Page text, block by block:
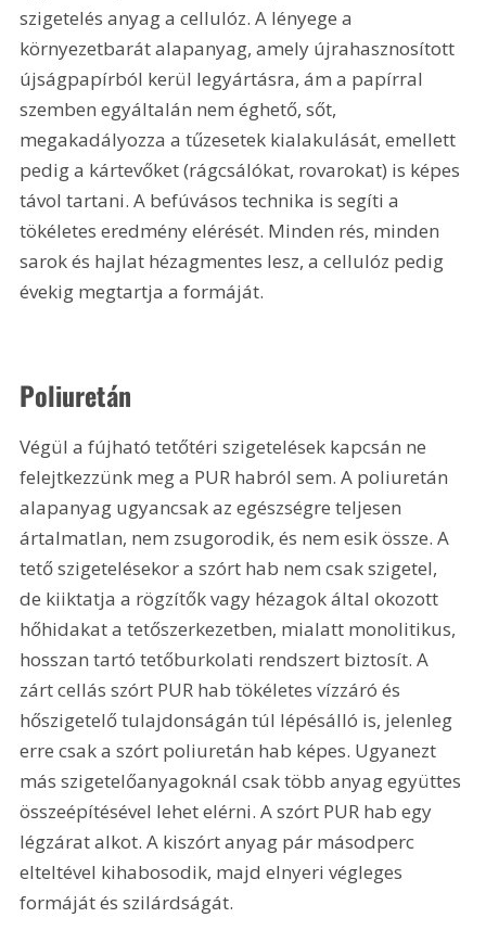
szigetelés anyag a cellulóz. A lényege a
környezetbarát alapanyag, amely újrahasznosított
újságpapírból kerül legyártásra, ám a papírral
szemben egyáltalán nem éghető, sőt,
megakadályozza a tűzesetek kialakulását, emellett
pedig a kártevőket (rágcsálókat, rovarokat) is képes
távol tartani. A befúvásos technika is segíti a
tökéletes eredmény elérését. Minden rés, minden
sarok és hajlat hézagmentes lesz, a cellulóz pedig
évekig megtartja a formáját.
Poliuretán
Végül a fújható tetőtéri szigetelések kapcsán ne
felejtkezzünk meg a PUR habról sem. A poliuretán
alapanyag ugyancsak az egészségre teljesen
ártalmatlan, nem zsugorodik, és nem esik össze. A
tető szigetelésekor a szórt hab nem csak szigetel,
de kiiktatja a rögzítők vagy hézagok által okozott
hőhidakat a tetőszerkezetben, mialatt monolitikus,
hosszan tartó tetőburkolati rendszert biztosít. A
zárt cellás szórt PUR hab tökéletes vízzáró és
hőszigetelő tulajdonságán túl lépésálló is, jelenleg
erre csak a szórt poliuretán hab képes. Ugyanezt
más szigetelőanyagoknál csak több anyag együttes
összeépítésével lehet elérni. A szórt PUR hab egy
légzárat alkot. A kiszórt anyag pár másodperc
elteltével kihabosodik, majd elnyeri végleges
formáját és szilárdságát.